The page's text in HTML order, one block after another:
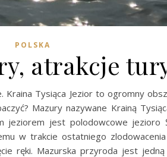
POLSKA
atrakcje
Tysiąca Jezior to ogromny
Mazury nazywane Krainą
jeziorem jest polodowcowe jezioro
w trakcie ostatniego
ręki. Mazurska przyroda jest